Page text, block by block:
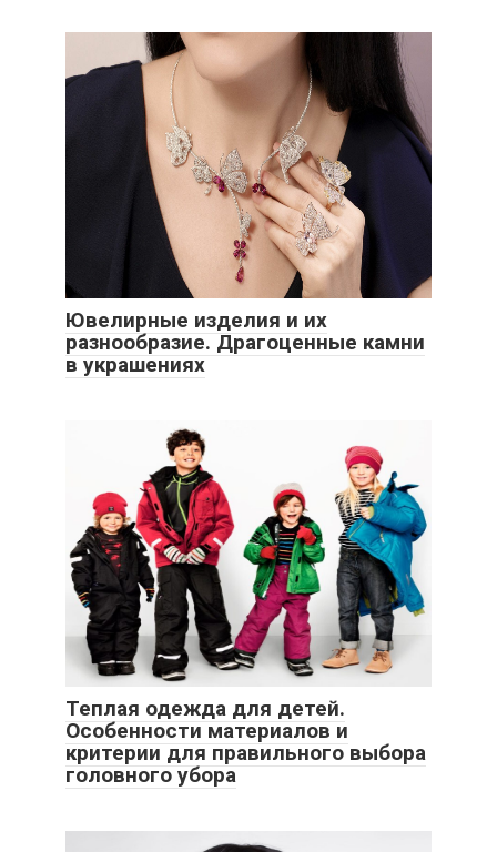
Ювелирные изделия и их
разнообразие. Драгоценные камни
в украшениях
Теплая одежда для детей.
Особенности материалов и
критерии для правильного выбора
головного убора